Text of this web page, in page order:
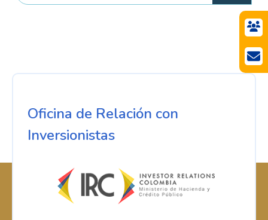
Oficina de Relación con
Inversionistas